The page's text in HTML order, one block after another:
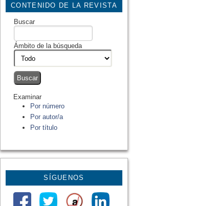
CONTENIDO DE LA REVISTA
Buscar
Ámbito de la búsqueda
Examinar
Por número
Por autor/a
Por título
SÍGUENOS